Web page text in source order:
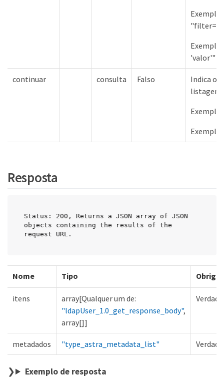
Exemplo
'valor'"
continuar consulta Falso
Indica o
listagem
Resposta
Status: 200, Returns a JSON array of JSON
objects containing the results of the
request URL.
Nome Tipo
itens
array[Qualquer um de:
"ldapUser_1.0_get_response_body",
array[]]
metadados "type_astra_metadata_list"
Exemplo de resposta